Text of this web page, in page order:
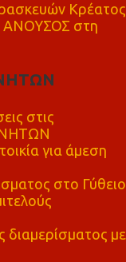
Κρέατος
ΑΝΟΥΣΟΣ στη
στις
για άμεση
στο Γύθειο
με